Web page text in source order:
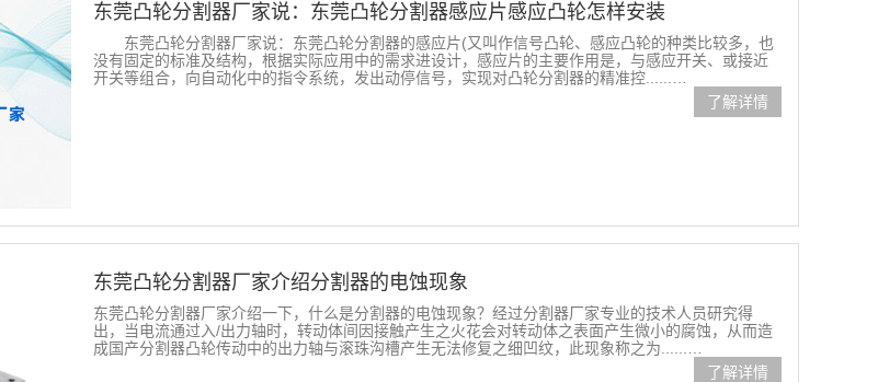
东莞凸轮分割器厂家说：东莞凸轮分割器感应片感应凸轮怎样安装
东莞凸轮分割器厂家说：东莞凸轮分割器的感应片(又叫作信号凸轮、感应凸轮的种类比较多，也
没有固定的标准及结构，根据实际应用中的需求进设计，感应片的主要作用是，与感应开关、或接近
开关等组合，向自动化中的指令系统，发出动停信号，实现对凸轮分割器的精准控......…
了解详情
东莞凸轮分割器厂家介绍分割器的电蚀现象
东莞凸轮分割器厂家介绍一下，什么是分割器的电蚀现象？经过分割器厂家专业的技术人员研究得
出，当电流通过入/出力轴时，转动体间因接触产生之火花会对转动体之表面产生微小的腐蚀，从而造
成国产分割器凸轮传动中的出力轴与滚珠沟槽产生无法修复之细凹纹，此现象称之为......…
了解详情